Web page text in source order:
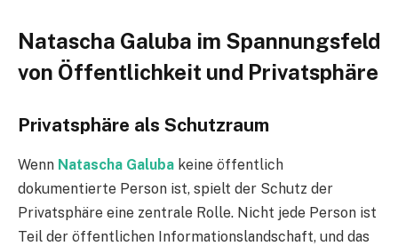
Natascha Galuba im Spannungsfeld
von Öffentlichkeit und Privatsphäre
Privatsphäre als Schutzraum
Wenn Natascha Galuba keine öffentlich
dokumentierte Person ist, spielt der Schutz der
Privatsphäre eine zentrale Rolle. Nicht jede Person ist
Teil der öffentlichen Informationslandschaft, und das